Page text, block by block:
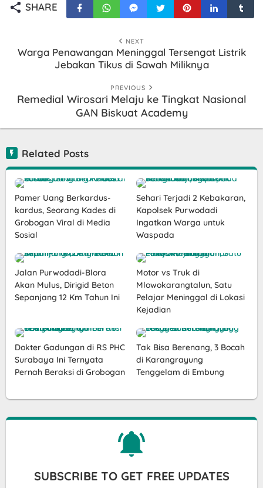
SHARE
NEXT
Warga Penawangan Meninggal Tersengat Listrik
Jebakan Tikus di Sawah Miliknya
PREVIOUS
Remedial Wirosari Melaju ke Tingkat Nasional
GAN Biskuat Academy
Related Posts
Pamer Uang Berkardus-
kardus, Seorang Kades di
Grobogan Viral di Media
Sosial
Sehari Terjadi 2 Kebakaran,
Kapolsek Purwodadi
Ingatkan Warga untuk
Waspada
Jalan Purwodadi-Blora
Akan Mulus, Dirigid Beton
Sepanjang 12 Km Tahun Ini
Motor vs Truk di
Mlowokarangtalun, Satu
Pelajar Meninggal di Lokasi
Kejadian
Dokter Gadungan di RS PHC
Surabaya Ini Ternyata
Pernah Beraksi di Grobogan
Tak Bisa Berenang, 3 Bocah
di Karangrayung
Tenggelam di Embung
SUBSCRIBE TO GET FREE UPDATES